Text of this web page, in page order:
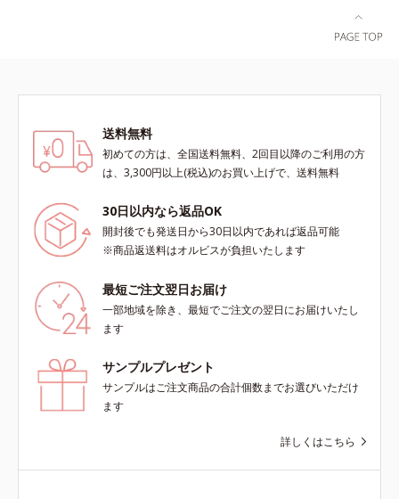
ー、ホップ、キクカ、6種類の植物
送料無料
初めての方は、全国送料無料、2回目以降のご利用の方
は、3,300円以上(税込)のお買い上げで、送料無料
30日以内なら返品OK
開封後でも発送日から30日以内であれば返品可能
※商品返送料はオルビスが負担いたします
最短ご注文翌日お届け
一部地域を除き、最短でご注文の翌日にお届けいたし
ます
サンプルプレゼント
サンプルはご注文商品の合計個数までお選びいただけ
ます
詳しくはこちら